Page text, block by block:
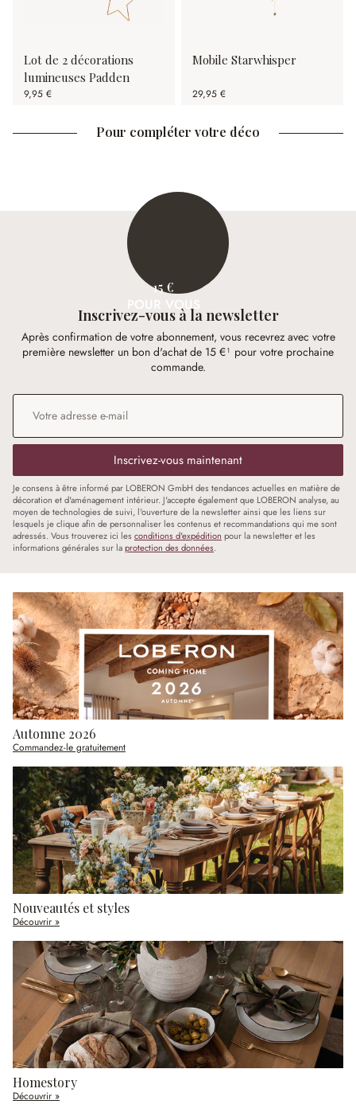
Lot de 2 décorations
lumineuses Padden
9,95 €
Mobile Starwhisper
29,95 €
Pour compléter votre déco
15 €
POUR VOUS
Inscrivez-vous à la newsletter
Après confirmation de votre abonnement, vous recevrez avec votre
première newsletter un bon d'achat de 15 €¹ pour votre prochaine
commande.
Adresse e-mail
Inscrivez-vous maintenant
Je consens à être informé par LOBERON GmbH des tendances actuelles en matière de
décoration et d'aménagement intérieur. J'accepte également que LOBERON analyse, au
moyen de technologies de suivi, l'ouverture de la newsletter ainsi que les liens sur
lesquels je clique afin de personnaliser les contenus et recommandations qui me sont
adressés. Vous trouverez ici les conditions d'expédition pour la newsletter et les
informations générales sur laprotection des données.
Automne 2026
Commandez-le gratuitement
Nouveautés et styles
Découvrir »
Homestory
Découvrir »